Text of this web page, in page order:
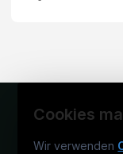
Cookies
Wir verwenden